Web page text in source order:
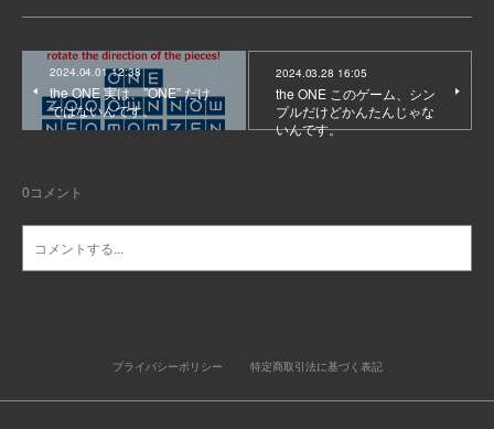
2024.04.01 12:38
the ONE 実は、”ONE” だけ
ではないんです。
2024.03.28 16:05
the ONE このゲーム、シン
プルだけどかんたんじゃな
いんです。
0コメント
プライバシーポリシー 特定商取引法に基づく表記